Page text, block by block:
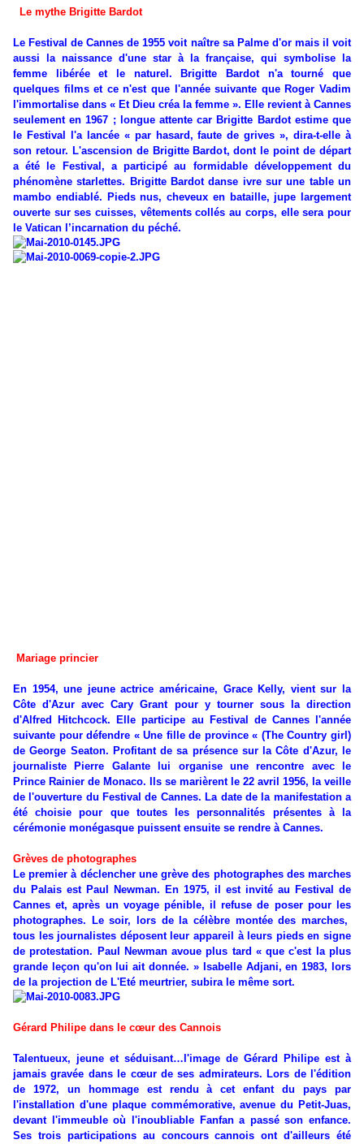
Le mythe Brigitte Bardot
Le Festival de Cannes de 1955 voit naître sa Palme d'or mais il voit
aussi la naissance d'une star à la française, qui symbolise la
femme libérée et le naturel. Brigitte Bardot n'a tourné que
quelques films et ce n'est que l'année suivante que Roger Vadim
l'immortalise dans « Et Dieu créa la femme ». Elle revient à Cannes
seulement en 1967 ; longue attente car Brigitte Bardot estime que
le Festival l'a lancée « par hasard, faute de grives », dira-t-elle à
son retour. L'ascension de Brigitte Bardot, dont le point de départ
a été le Festival, a participé au formidable développement du
phénomène starlettes. Brigitte Bardot danse ivre sur une table un
mambo endiablé. Pieds nus, cheveux en bataille, jupe largement
ouverte sur ses cuisses, vêtements collés au corps, elle sera pour
le Vatican l’incarnation du péché.
Mariage princier
En 1954, une jeune actrice américaine, Grace Kelly, vient sur la
Côte d'Azur avec Cary Grant pour y tourner sous la direction
d'Alfred Hitchcock. Elle participe au Festival de Cannes l'année
suivante pour défendre « Une fille de province « (The Country girl)
de George Seaton. Profitant de sa présence sur la Côte d'Azur, le
journaliste Pierre Galante lui organise une rencontre avec le
Prince Rainier de Monaco. Ils se marièrent le 22 avril 1956, la veille
de l'ouverture du Festival de Cannes. La date de la manifestation a
été choisie pour que toutes les personnalités présentes à la
cérémonie monégasque puissent ensuite se rendre à Cannes.
Grèves de photographes
Le premier à déclencher une grève des photographes des marches
du Palais est Paul Newman. En 1975, il est invité au Festival de
Cannes et, après un voyage pénible, il refuse de poser pour les
photographes. Le soir, lors de la célèbre montée des marches,
tous les journalistes déposent leur appareil à leurs pieds en signe
de protestation. Paul Newman avoue plus tard « que c'est la plus
grande leçon qu'on lui ait donnée. » Isabelle Adjani, en 1983, lors
de la projection de L'Eté meurtrier, subira le même sort.
Gérard Philipe dans le cœur des Cannois
Talentueux, jeune et séduisant…l'image de Gérard Philipe est à
jamais gravée dans le cœur de ses admirateurs. Lors de l'édition
de 1972, un hommage est rendu à cet enfant du pays par
l'installation d'une plaque commémorative, avenue du Petit-Juas,
devant l'immeuble où l'inoubliable Fanfan a passé son enfance.
Ses trois participations au concours cannois ont d'ailleurs été